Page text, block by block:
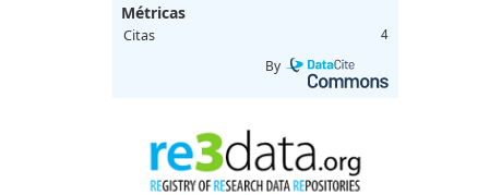
Métricas
Citas 4
By